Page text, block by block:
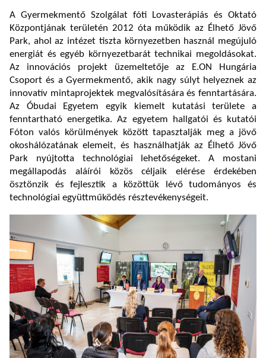
A Gyermekmentő Szolgálat fóti Lovasterápiás és Oktató
Központjának területén 2012 óta működik az Élhető Jövő
Park, ahol az intézet tiszta környezetben használ megújuló
energiát és egyéb környezetbarát technikai megoldásokat.
Az innovációs projekt üzemeltetője az E.ON Hungária
Csoport és a Gyermekmentő, akik nagy súlyt helyeznek az
innovatív mintaprojektek megvalósítására és fenntartására.
Az Óbudai Egyetem egyik kiemelt kutatási területe a
fenntartható energetika. Az egyetem hallgatói és kutatói
Fóton valós körülmények között tapasztalják meg a jövő
okoshálózatának elemeit, és használhatják az Élhető Jövő
Park nyújtotta technológiai lehetőségeket. A mostani
megállapodás aláírói közös céljaik elérése érdekében
ösztönzik és fejlesztik a közöttük lévő tudományos és
technológiai együttműködés résztevékenységeit.